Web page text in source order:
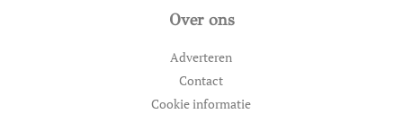
Over ons
Adverteren
Contact
Cookie informatie